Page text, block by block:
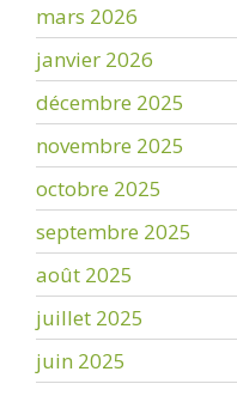
mars 2026
janvier 2026
décembre 2025
novembre 2025
octobre 2025
septembre 2025
août 2025
juillet 2025
juin 2025